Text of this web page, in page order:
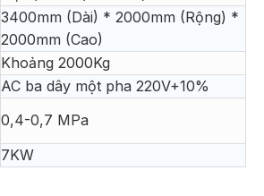
3400mm (Dài) * 2000mm (Rộng) *
2000mm (Cao)
Khoảng 2000Kg
AC ba dây một pha 220V+10%
0,4-0,7 MPa
7KW